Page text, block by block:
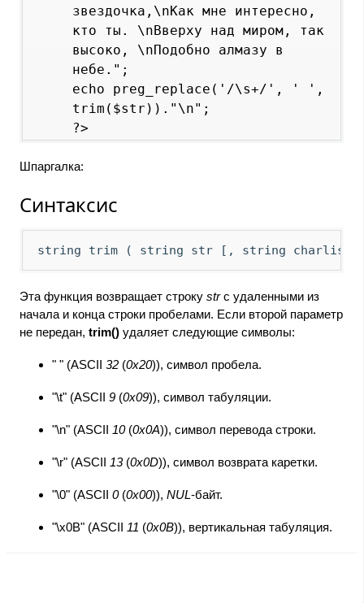
звездочка,\nКак мне интересно,
кто ты. \nВверху над миром, так
высоко, \nПодобно алмазу в
небе.";
echo preg_replace('/\s+/', ' ',
trim($str))."\n";
Шпаргалка:
Синтаксис
string trim ( string str [, string
Эта функция возвращает строку strс удаленными из
начала и конца строки пробелами. Если второй параметр
не передан, trim() удаляет следующие символы:
" " (ASCII 32 (0x20)), символ пробела.
"\t" (ASCII 9 (0x09)), символ табуляции.
"\n" (ASCII 10(0x0A)), символ перевода строки.
"\r" (ASCII 13(0x0D)), символ возврата каретки.
"\0" (ASCII 0(0x00)), NUL-байт.
"\x0B" (ASCII 11 (0x0B)), вертикальная табуляция.